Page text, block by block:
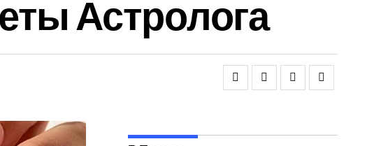
Астролога